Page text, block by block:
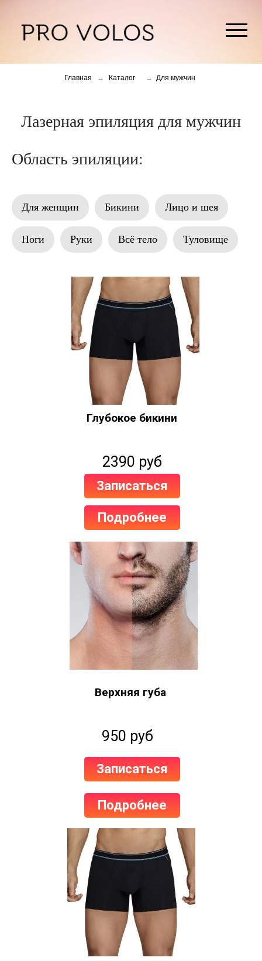
Главная Каталог
→ Для мужчин
→
Лазерная эпиляция для мужчин
Область эпиляции:
Для женщин Бикини Лицо и шея
Ноги Руки Всё тело Туловище
Глубокое бикини
2390 руб
Записаться
Подробнее
Верхняя губа
950 руб
Записаться
Подробнее